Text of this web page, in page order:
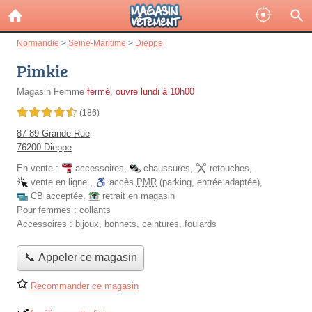
Normandie > Seine-Maritime > Dieppe
Pimkie
Magasin Femme fermé, ouvre lundi à 10h00
4,5 étoiles sur 5 (186)
87-89 Grande Rue
76200 Dieppe
En vente :
accessoires, chaussures, retouches,
vente en ligne , accès PMR (parking, entrée adaptée),
CB acceptée,
retrait en magasin
Pour femmes : collants
Accessoires : bijoux, bonnets, ceintures, foulards
📞 Appeler ce magasin
Recommander ce magasin